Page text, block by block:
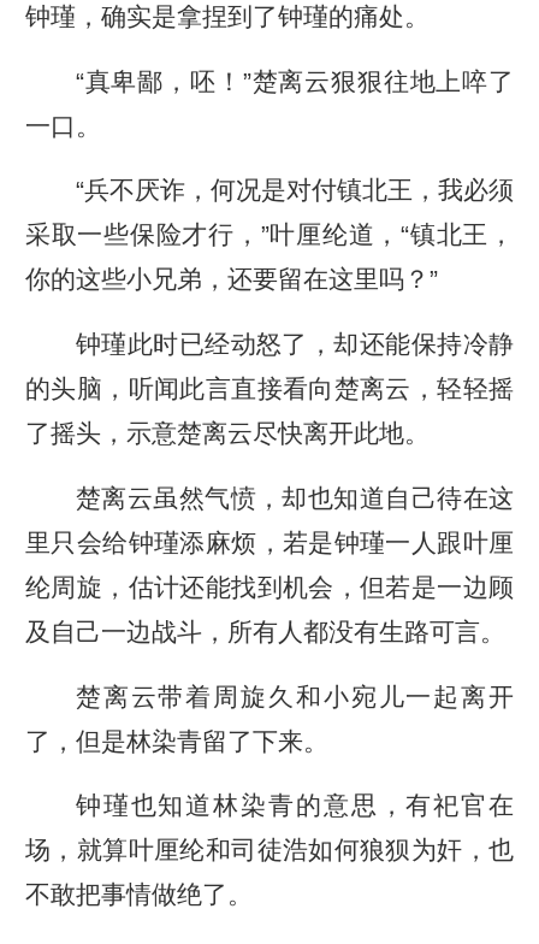
钟瑾，确实是拿捏到了钟瑾的痛处。
“真卑鄙，呸！”楚离云狠狠往地上啐了
一口。
“兵不厌诈，何况是对付镇北王，我必须
采取一些保险才行，”叶厘纶道，“镇北王，
你的这些小兄弟，还要留在这里吗？”
钟瑾此时已经动怒了，却还能保持冷静
的头脑，听闻此言直接看向楚离云，轻轻摇
了摇头，示意楚离云尽快离开此地。
楚离云虽然气愤，却也知道自己待在这
里只会给钟瑾添麻烦，若是钟瑾一人跟叶厘
纶周旋，估计还能找到机会，但若是一边顾
及自己一边战斗，所有人都没有生路可言。
楚离云带着周旋久和小宛儿一起离开
了，但是林染青留了下来。
钟瑾也知道林染青的意思，有祀官在
场，就算叶厘纶和司徒浩如何狼狈为奸，也
不敢把事情做绝了。